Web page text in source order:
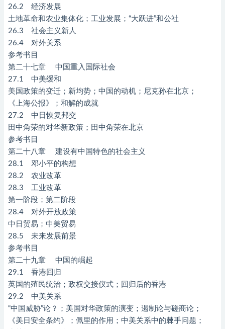
26.2 经济发展
土地革命和农业集体化；工业发展；“大跃进”和公社
26.3 社会主义新人
26.4 对外关系
参考书目
第二十七章 中国重入国际社会
27.1 中美缓和
美国政策的变迁；新均势；中国的动机；尼克孙在北京；
《上海公报》；和解的成就
27.2 中日恢复邦交
田中角荣的对华新政策；田中角荣在北京
参考书目
第二十八章 建设有中国特色的社会主义
28.1 邓小平的构想
28.2 农业改革
28.3 工业改革
第一阶段；第二阶段
28.4 对外开放政策
中日贸易；中美贸易
28.5 未来发展前景
参考书目
第二十九章 中国的崛起
29.1 香港回归
英国的殖民统治；政权交接仪式；回归后的香港
29.2 中美关系
“中国威胁”论？；美国对华政策的演变；遏制论与磋商论；
《美日安全条约》；佩里的作用；中美关系中的棘手问题；